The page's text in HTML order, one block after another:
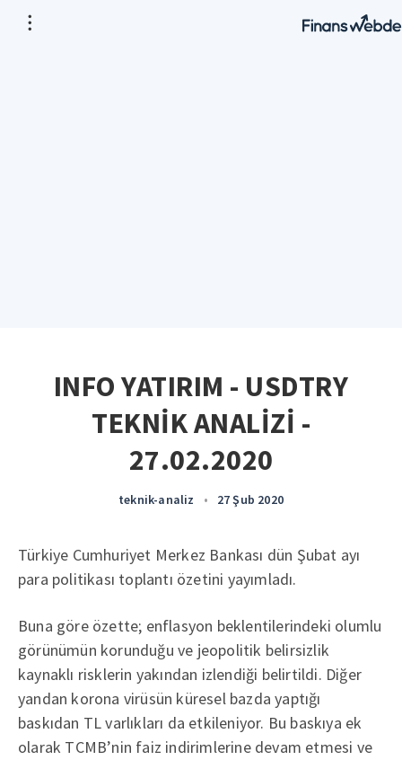
INFO YATIRIM - USDTRY
TEKNİK ANALİZİ -
27.02.2020
teknik-analiz • 27 Şub 2020
Türkiye Cumhuriyet Merkez Bankası dün Şubat ayı
para politikası toplantı özetini yayımladı.
Buna göre özette; enflasyon beklentilerindeki olumlu
görünümün korunduğu ve jeopolitik belirsizlik
kaynaklı risklerin yakından izlendiği belirtildi. Diğer
yandan korona virüsün küresel bazda yaptığı
baskıdan TL varlıkları da etkileniyor. Bu baskıya ek
olarak TCMB’nin faiz indirimlerine devam etmesi ve